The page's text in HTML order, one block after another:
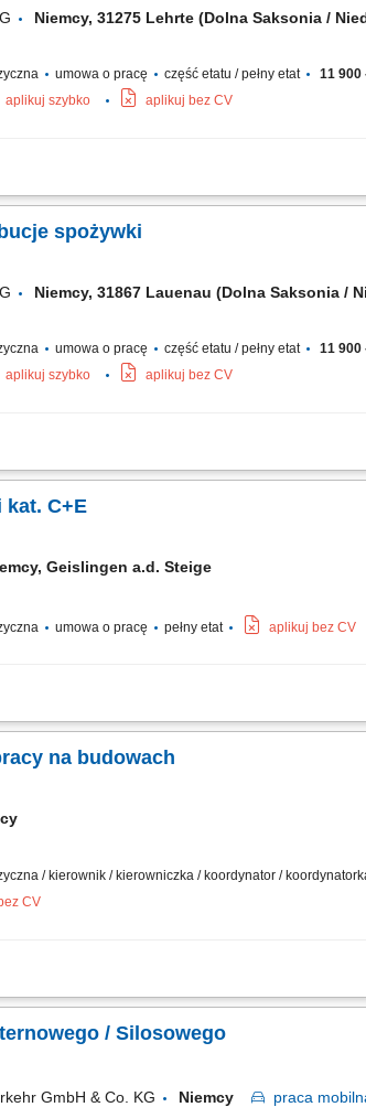
Niemcy, 31275 Lehrte (Dolna Saksonia /
umowa o pracę część etatu / pełny etat 11 900
aplikuj szybko aplikuj bez CV
podstawami języka niemieckiego posiadającego
spożywki
Niemcy, 31867 Lauenau (Dolna Saksonia
umowa o pracę część etatu / pełny etat 11 900
aplikuj szybko aplikuj bez CV
podstawami języka niemieckiego posiadającego
kat. C+E
Geislingen a.d. Steige
umowa o pracę pełny etat aplikuj bez CV
dalekobieżnym; Zapewnienie terminowej realizacji
na budowach
/ kierownik / kierowniczka / koordynator /
CV
z prawem jazdy kat. C+E do pracy na budowach
/ Silosowego
GmbH & Co. KG Niemcy praca